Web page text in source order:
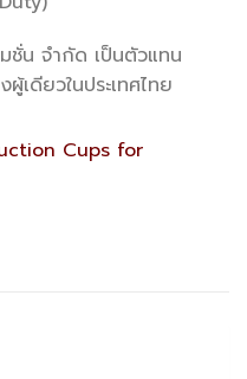
ชั่น จำกัด เป็นตัวแทน
เดียวในประเทศไทย
Cups for